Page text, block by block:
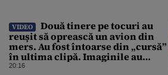
VIDEO
Două tinere pe tocuri au
reușit să oprească un avion din
mers. Au fost întoarse din „cursă”
în ultima clipă. Imaginile au
devenit virale
20:16